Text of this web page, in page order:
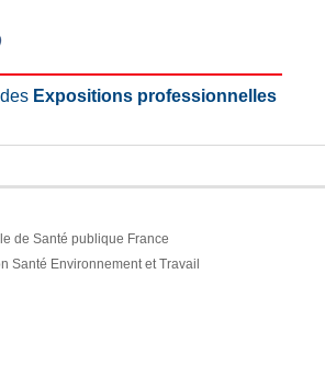
Expositions professionnelles
de Santé publique France
Santé Environnement et Travail